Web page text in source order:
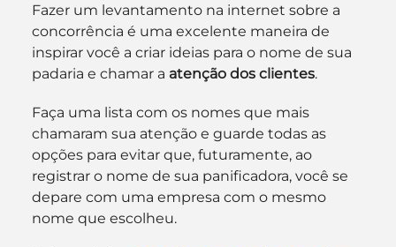
Fazer um levantamento na internet sobre a
concorrência é uma excelente maneira de
inspirar você a criar ideias para o nome de sua
padaria e chamar a atenção dos clientes.
Faça uma lista com os nomes que mais
chamaram sua atenção e guarde todas as
opções para evitar que, futuramente, ao
registrar o nome de sua panificadora, você se
depare com uma empresa com o mesmo
nome que escolheu.